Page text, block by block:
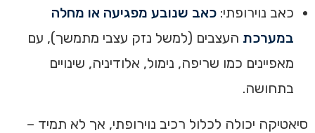
כאב נוירופתי: כאב שנובע מפגיעה או מחלה
במערכת העצבים (למשל נזק עצבי מתמשך), עם
מאפיינים כמו שריפה, נימול, אלודיניה, שינויים
בתחושה.
סיאטיקה יכולה לכלול רכיב נוירופתי, אך לא תמיד –